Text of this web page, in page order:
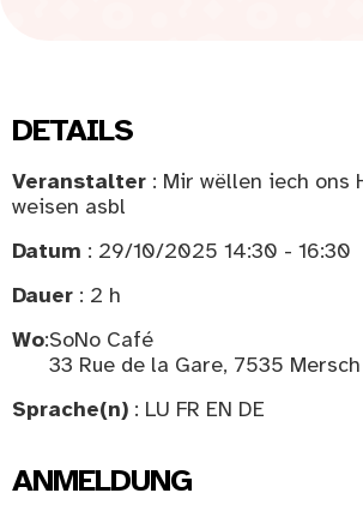
DETAILS
Veranstalter : Mir wëllen iech ons
weisen asbl
Datum : 29/10/2025 14:30 - 16:30
Dauer : 2 h
Wo:SoNo Café
33 Rue de la Gare, 7535 Mersch
Sprache(n) : LU FR EN DE
ANMELDUNG